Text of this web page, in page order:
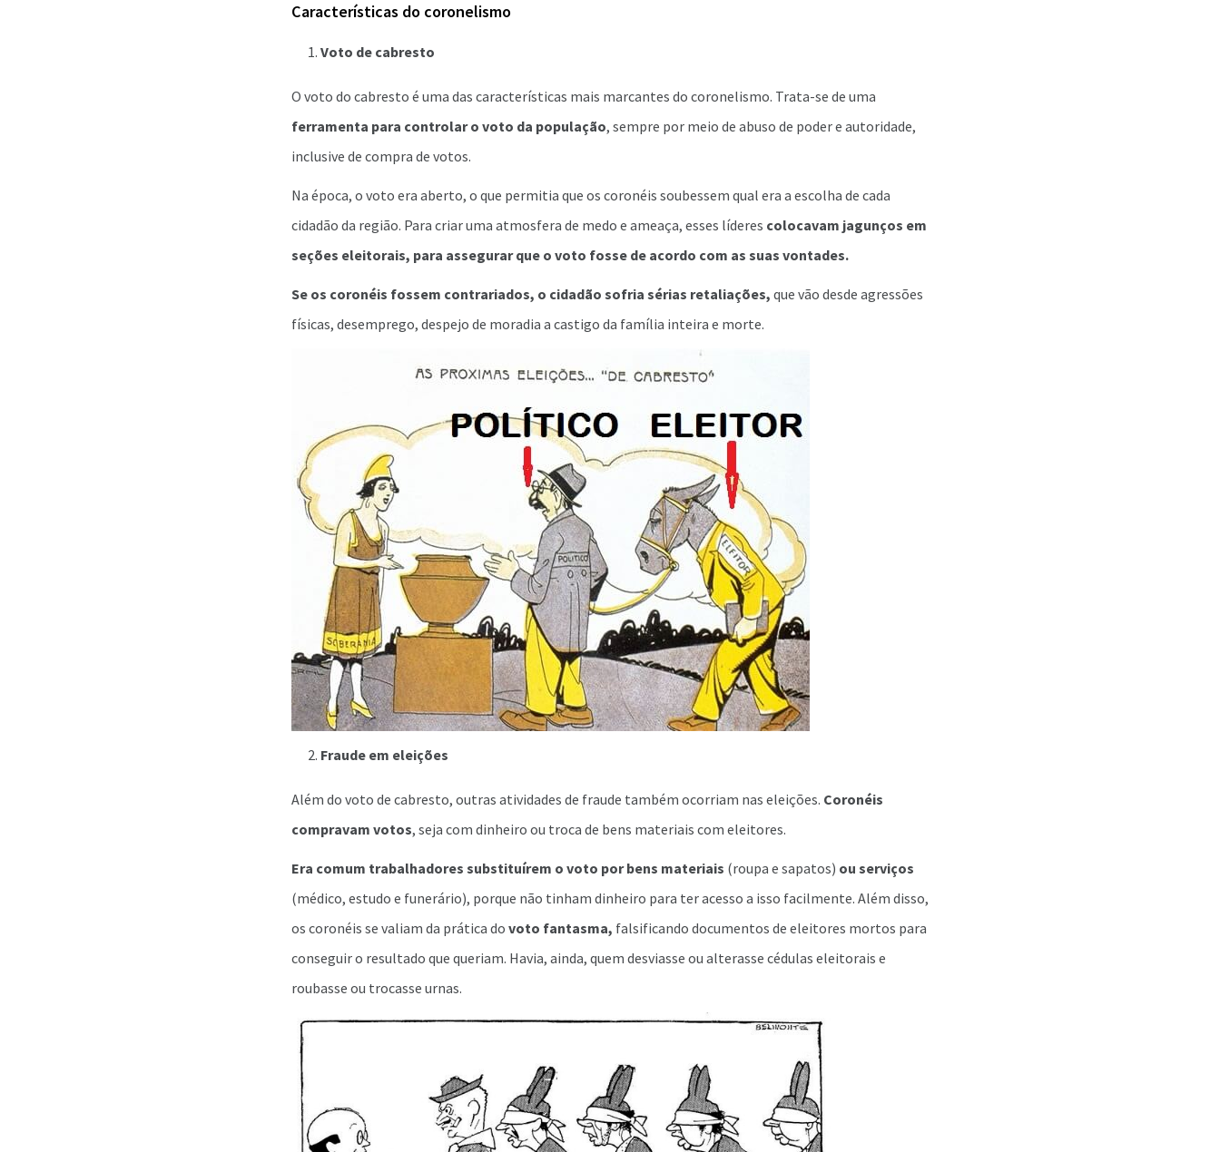
Características do coronelismo
Voto de cabresto
O voto do cabresto é uma das características mais marcantes do coronelismo. Trata-se de uma
ferramenta para controlar o voto da população, sempre por meio de abuso de poder e autoridade,
inclusive de compra de votos.
Na época, o voto era aberto, o que permitia que os coronéis soubessem qual era a escolha de cada
cidadão da região. Para criar uma atmosfera de medo e ameaça, esses líderes colocavam jagunços em
seções eleitorais, para assegurar que o voto fosse de acordo com as suas vontades.
Se os coronéis fossem contrariados, o cidadão sofria sérias retaliações, que vão desde agressões
físicas, desemprego, despejo de moradia a castigo da família inteira e morte.
Fraude em eleições
Além do voto de cabresto, outras atividades de fraude também ocorriam nas eleições. Coronéis
compravam votos, seja com dinheiro ou troca de bens materiais com eleitores.
Era comum trabalhadores substituírem o voto por bens materiais (roupa e sapatos) ou serviços
(médico, estudo e funerário), porque não tinham dinheiro para ter acesso a isso facilmente. Além disso,
os coronéis se valiam da prática do voto fantasma, falsificando documentos de eleitores mortos para
conseguir o resultado que queriam. Havia, ainda, quem desviasse ou alterasse cédulas eleitorais e
roubasse ou trocasse urnas.